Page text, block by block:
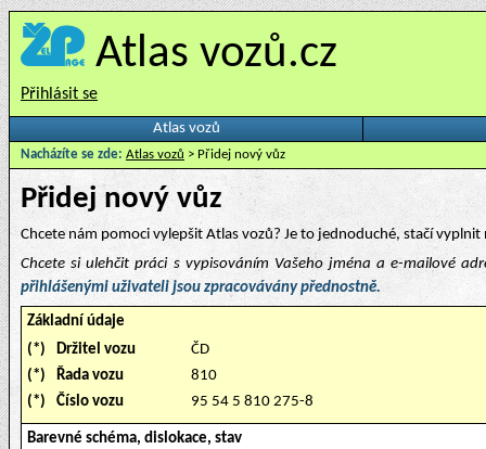
Atlas vozů.cz
Přihlásit se
Atlas vozů
Nacházíte se zde: Atlas vozů > Přidej nový vůz
Přidej nový vůz
Chcete nám pomoci vylepšit Atlas vozů? Je to jednoduché, stačí
Chcete si ulehčit práci s vypisováním Vašeho jména a e-mailové
přihlášenými uživateli jsou zpracovávány přednostně.
Základní údaje
(*)
Držitel vozu
ČD
(*)
Řada vozu
810
(*)
Číslo vozu 95 54 5 810 275-8
Barevné schéma, dislokace, stav